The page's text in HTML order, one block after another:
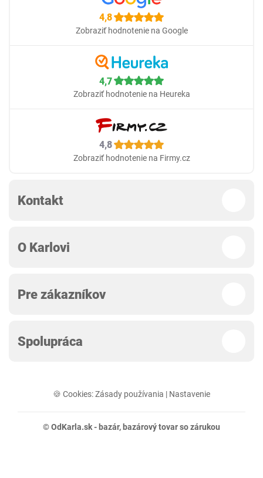
4,8
Zobraziť hodnotenie na Google
4,7
Zobraziť hodnotenie na Heureka
4,8
Zobraziť hodnotenie na Firmy.cz
Kontakt
O Karlovi
Pre zákazníkov
Spolupráca
🍪 Cookies:Zásady používania | Nastavenie
© OdKarla.sk - bazár, bazárový tovar so zárukou